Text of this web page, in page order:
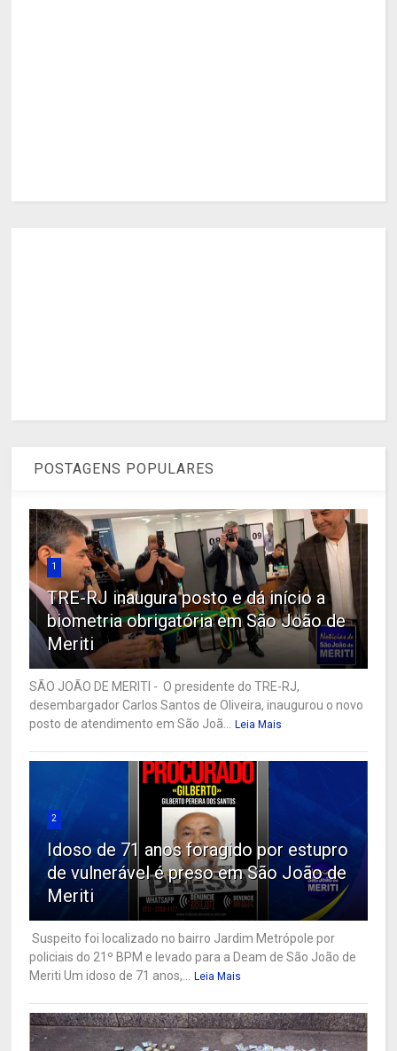
POSTAGENS POPULARES
1
TRE-RJ inaugura posto e dá início a
biometria obrigatória em São João de
Meriti
SÃO JOÃO DE MERITI - O presidente do TRE-RJ,
desembargador Carlos Santos de Oliveira, inaugurou o novo
posto de atendimento em São Joã... Leia Mais
2
Idoso de 71 anos foragido por estupro
de vulnerável é preso em São João de
Meriti
Suspeito foi localizado no bairro Jardim Metrópole por
policiais do 21º BPM e levado para a Deam de São João de
Meriti Um idoso de 71 anos,... Leia Mais